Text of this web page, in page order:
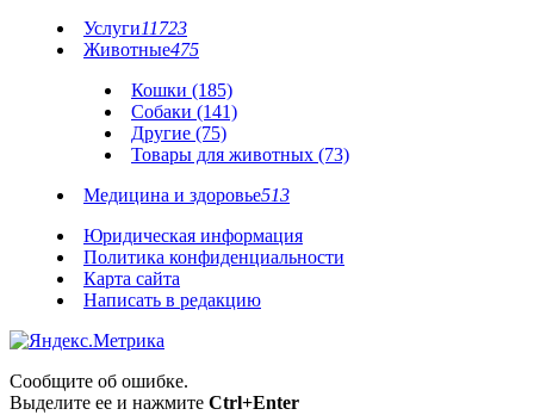
Услуги11723
Животные475
Кошки (185)
Собаки (141)
Другие (75)
Товары для животных (73)
Медицина и здоровье513
Юридическая информация
Политика конфиденциальности
Карта сайта
Написать в редакцию
Сообщите об ошибке.
Выделите ее и нажмите Ctrl+Enter